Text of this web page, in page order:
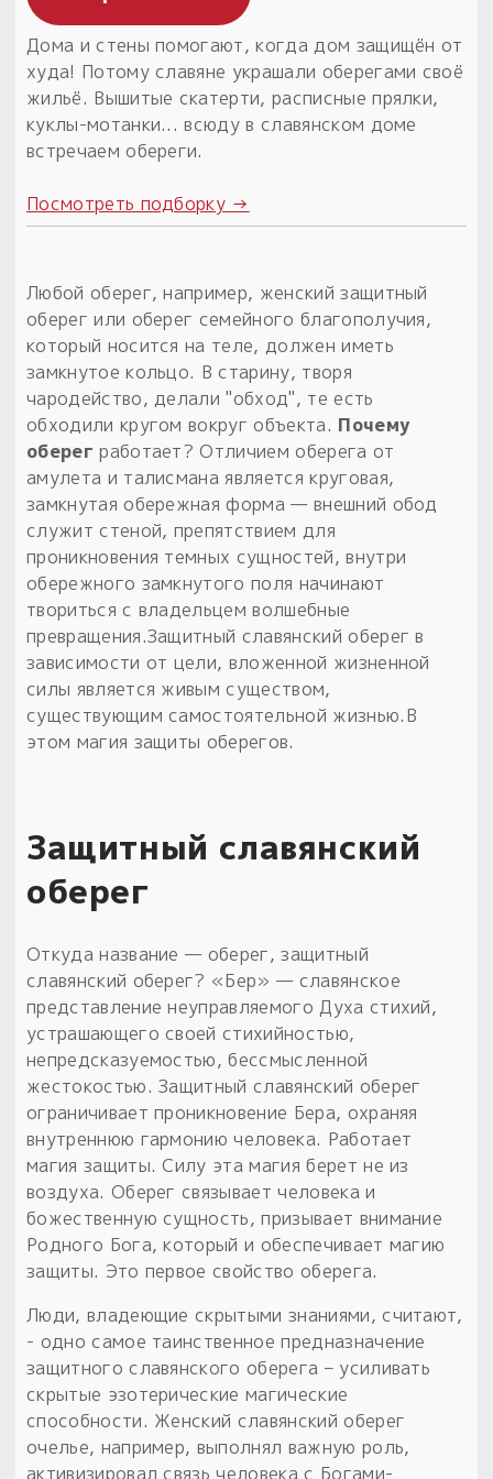
Пыльный сундучок
большое обновление
Товары со скидкой
Новинки
Товары недели
Оберег в подарок
к заказу от 3 тыс. руб.
Дома и стены помогают, когда дом защищён от
худа! Потому славяне украшали оберегами своё
жильё. Вышитые скатерти, расписные прялки,
куклы-мотанки... всюду в славянском доме
встречаем обереги.
Посмотреть подборку →
Любой оберег, например, женский защитный
оберег или оберег семейного благополучия,
который носится на теле, должен иметь
замкнутое кольцо. В старину, творя
чародейство, делали "обход", те есть
обходили кругом вокруг объекта. Почему
оберег работает? Отличием оберега от
амулета и талисмана является круговая,
замкнутая обережная форма — внешний обод
служит стеной, препятствием для
проникновения темных сущностей, внутри
обережного замкнутого поля начинают
твориться с владельцем волшебные
превращения.Защитный славянский оберег в
зависимости от цели, вложенной жизненной
силы является живым существом,
существующим самостоятельной жизнью.В
этом магия защиты оберегов.
Защитный славянский
оберег
Откуда название — оберег, защитный
славянский оберег? «Бер» — славянское
представление неуправляемого Духа стихий,
устрашающего своей стихийностью,
непредсказуемостью, бессмысленной
жестокостью. Защитный славянский оберег
ограничивает проникновение Бера, охраняя
внутреннюю гармонию человека. Работает
магия защиты. Силу эта магия берет не из
воздуха. Оберег связывает человека и
божественную сущность, призывает внимание
Родного Бога, который и обеспечивает магию
защиты. Это первое свойство оберега.
Люди, владеющие скрытыми знаниями, считают,
- одно самое таинственное предназначение
защитного славянского оберега – усиливать
скрытые эзотерические магические
способности. Женский славянский оберег
очелье, например, выполнял важную роль,
активизировал связь человека с Богами-